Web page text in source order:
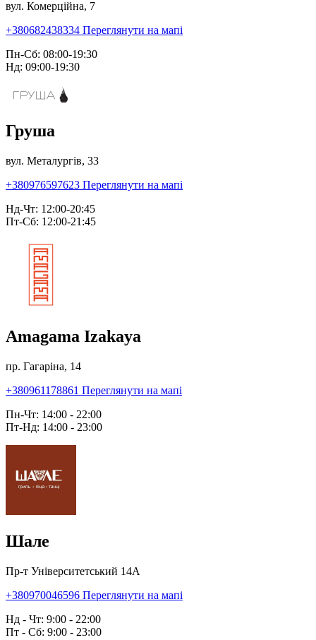
вул. Комерційна, 7
+380682438334 Переглянути на мапі
Пн-Сб: 08:00-19:30
Нд: 09:00-19:30
Груша
вул. Металургів, 33
+380976597623 Переглянути на мапі
Нд-Чт: 12:00-20:45
Пт-Сб: 12:00-21:45
Amagama Izakaya
пр. Гагаріна, 14
+380961178861 Переглянути на мапі
Пн-Чт: 14:00 - 22:00
Пт-Нд: 14:00 - 23:00
Шале
Пр-т Університетський 14А
+380970046596 Переглянути на мапі
Нд - Чт: 9:00 - 22:00
Пт - Сб: 9:00 - 23:00